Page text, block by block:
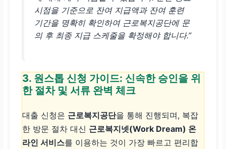
시점을 기준으로 잔여 지급액과 잔여 훈련
기간을 명확히 확인하여 근로복지공단에 문
의 후 최종 지급 스케줄을 확정해야 합니다.”
3. 원스톱 신청 가이드: 신속한 승인을 위
한 절차 및 서류 완벽 체크
대출 신청은 근로복지공단을 통해 진행되며, 복잡
한 방문 절차 대신 근로복지넷(Work Dream) 온
라인 서비스를 이용하는 것이 가장 빠르고 편리합